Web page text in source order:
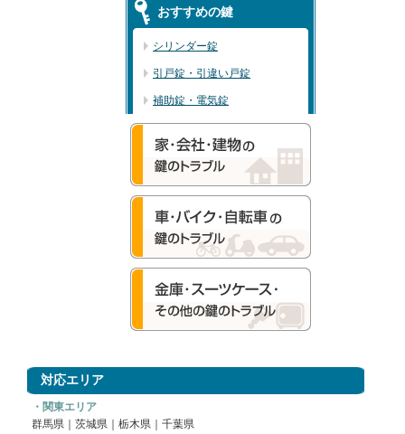
おすすめの鍵
シリンダー錠
引戸錠・引違い戸錠
補助錠・電気錠
対応エリア
・関東エリア
群馬県
茨城県 栃木県
千葉県